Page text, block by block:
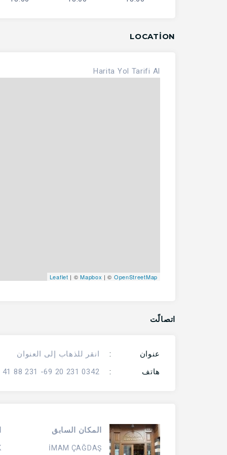
LOCATION
Harita Yol Tarifi Al
Leaflet | ©Mapbox | © OpenStreetMap
اتصالًت
عنوان :
انقر للذهاب إلى العنوان
هاتف
:
0342 231 20 69- 231 88 41
المكان السابق
İMAM ÇAĞDAŞ